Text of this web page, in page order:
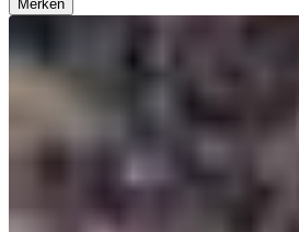
Merken